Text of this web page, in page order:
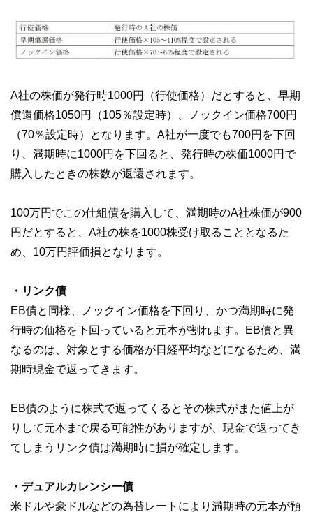
A社の株価が発行時1000円（行使価格）だとすると、早期
償還価格1050円（105％設定時）、ノックイン価格700円
（70％設定時）となります。A社が一度でも700円を下回
り、満期時に1000円を下回ると、発行時の株価1000円で
購入したときの株数が返還されます。
100万円でこの仕組債を購入して、満期時のA社株価が900
円だとすると、A社の株を1000株受け取ることとなるた
め、10万円評価損となります。
・リンク債
EB債と同様、ノックイン価格を下回り、かつ満期時に発
行時の価格を下回っていると元本が割れます。EB債と異
なるのは、対象とする価格が日経平均などになるため、満
期時現金で返ってきます。
EB債のように株式で返ってくるとその株式がまた値上が
りして元本まで戻る可能性がありますが、現金で返ってき
てしまうリンク債は満期時に損が確定します。
・デュアルカレンシー債
米ドルや豪ドルなどの為替レートにより満期時の元本が預